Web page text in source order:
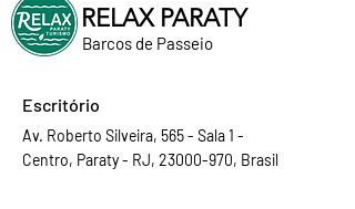
RELAX PARATY
Barcos de Passeio
Escritório
Av. Roberto Silveira, 565 - Sala 1 -
Centro, Paraty - RJ, 23000-970, Brasil